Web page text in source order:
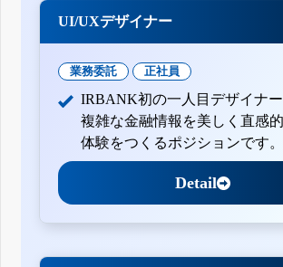
UI/UXデザイナー
業務委託 正社員
IRBANK初の一人目デザイナー
複雑な金融情報を美しく直感
体験をつくるポジションです。
Detail